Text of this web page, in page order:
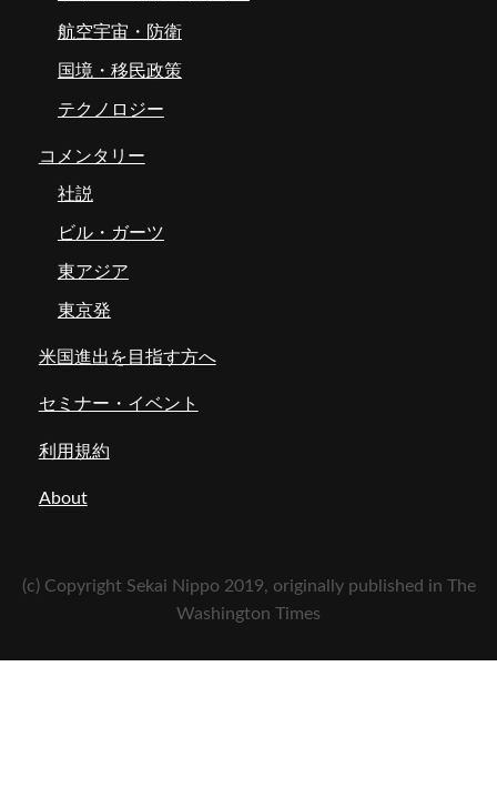
航空宇宙・防衛
国境・移民政策
テクノロジー
コメンタリー
社説
ビル・ガーツ
東アジア
東京発
米国進出を目指す方へ
セミナー・イベント
利用規約
About
(c) Copyright Sekai Nippo 2019, originally published in The
Washington Times